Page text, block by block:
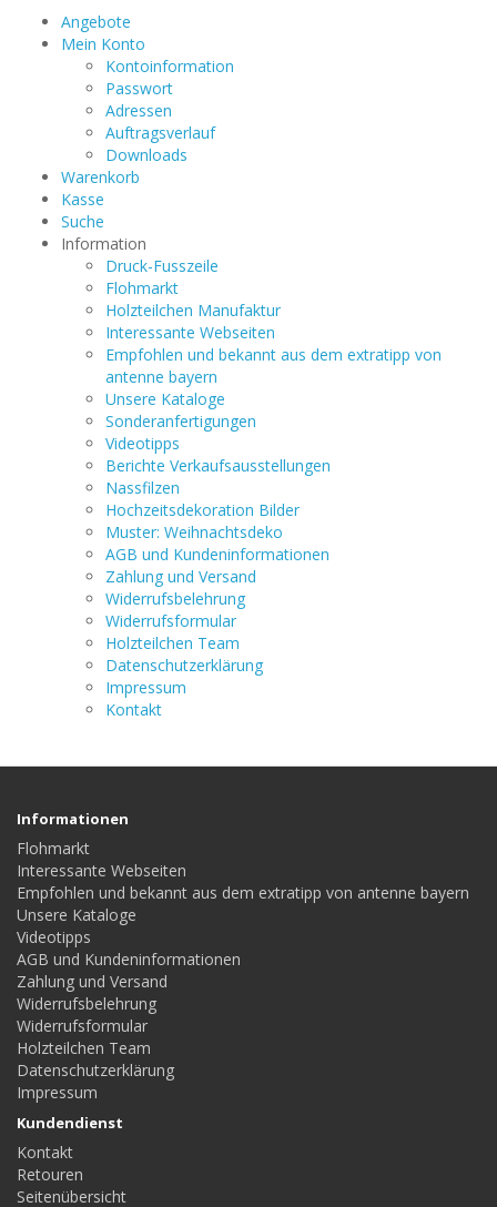
Angebote
Mein Konto
Kontoinformation
Passwort
Adressen
Auftragsverlauf
Downloads
Warenkorb
Kasse
Suche
Information
Druck-Fusszeile
Flohmarkt
Holzteilchen Manufaktur
Interessante Webseiten
Empfohlen und bekannt aus dem extratipp von
antenne bayern
Unsere Kataloge
Sonderanfertigungen
Videotipps
Berichte Verkaufsausstellungen
Nassfilzen
Hochzeitsdekoration Bilder
Muster: Weihnachtsdeko
AGB und Kundeninformationen
Zahlung und Versand
Widerrufsbelehrung
Widerrufsformular
Holzteilchen Team
Datenschutzerklärung
Impressum
Kontakt
Informationen
Flohmarkt
Interessante Webseiten
Empfohlen und bekannt aus dem extratipp von antenne bayern
Unsere Kataloge
Videotipps
AGB und Kundeninformationen
Zahlung und Versand
Widerrufsbelehrung
Widerrufsformular
Holzteilchen Team
Datenschutzerklärung
Impressum
Kundendienst
Kontakt
Retouren
Seitenübersicht